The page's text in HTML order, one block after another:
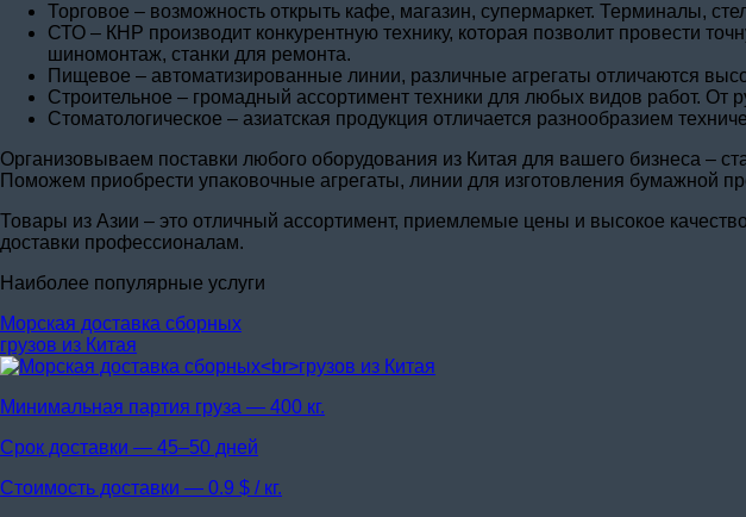
Торговое – возможность открыть кафе, магазин, супермаркет. Терминалы,
СТО – КНР производит конкурентную технику, которая позволит провести
шиномонтаж, станки для ремонта.
Пищевое – автоматизированные линии, различные агрегаты отличаются
Строительное – громадный ассортимент техники для любых видов работ. От
Стоматологическое – азиатская продукция отличается разнообразием
Организовываем поставки любого оборудования из Китая для вашего бизнеса –
Поможем приобрести упаковочные агрегаты, линии для изготовления бумажной
Товары из Азии – это отличный ассортимент, приемлемые цены и высокое
доставки профессионалам.
Наиболее популярные услуги
Морская доставка сборных
грузов из Китая
Минимальная партия груза — 400 кг.
Срок доставки — 45–50 дней
Стоимость доставки — 0.9 $ / кг.